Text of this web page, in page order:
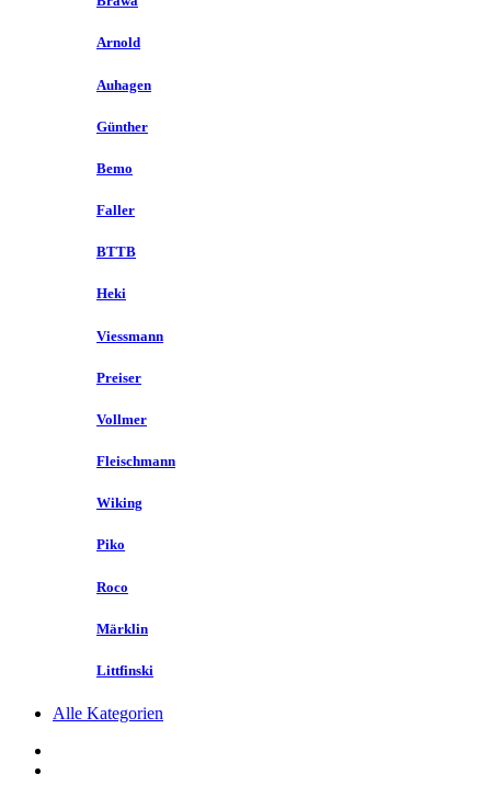
Arnold
Auhagen
Günther
Bemo
Faller
BTTB
Heki
Viessmann
Preiser
Vollmer
Fleischmann
Wiking
Piko
Roco
Märklin
Littfinski
Alle Kategorien